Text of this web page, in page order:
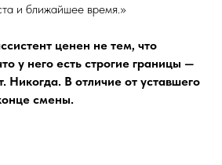
и ближайшее время.»
ценен не тем, что
у него есть строгие границы —
Никогда. В отличие от уставшего
смены.